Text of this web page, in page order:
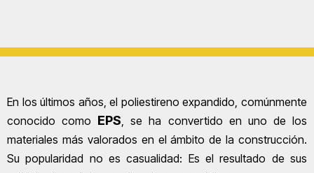
En los últimos años, el poliestireno expandido, comúnmente
conocido como EPS, se ha convertido en uno de los
materiales más valorados en el ámbito de la construcción.
Su popularidad no es casualidad: Es el resultado de sus